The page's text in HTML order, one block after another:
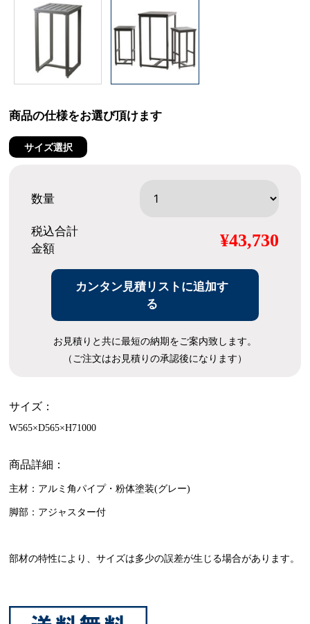
商品の仕様をお選び頂けます
サイズ選択
数量
税込合計
金額
¥43,730
カンタン見積リストに追加す
る
お見積りと共に最短の納期をご案内致します。
（ご注文はお見積りの承認後になります）
サイズ：
W565×D565×H71000
商品詳細：
主材：アルミ角パイプ・粉体塗装(グレー)
脚部：アジャスター付
部材の特性により、サイズは多少の誤差が生じる場合があります。